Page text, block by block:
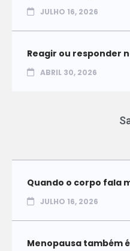
JULHO 16, 2026
Reagir ou responder
ABRIL 30, 2026
Quando o corpo fala
JULHO 16, 2026
Menopausa também